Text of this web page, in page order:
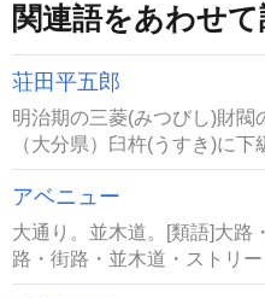
関連語をあわせ
荘田平五郎
明治期の三菱(みつびし)財閥
（大分県）臼杵(うすき)に
アベニュー
大通り。並木道。[類語]大路
路・街路・並木道・ストリ